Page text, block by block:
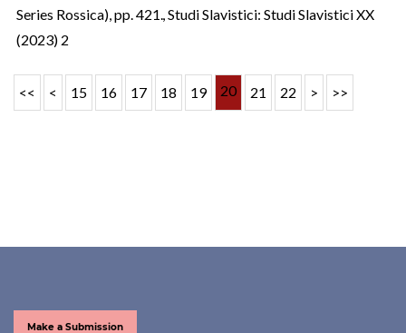
Series Rossica), pp. 421.,Studi Slavistici: Studi Slavistici XX
(2023) 2
<< < 15 16 17 18 19 20 21 22 > >>
Make a Submission